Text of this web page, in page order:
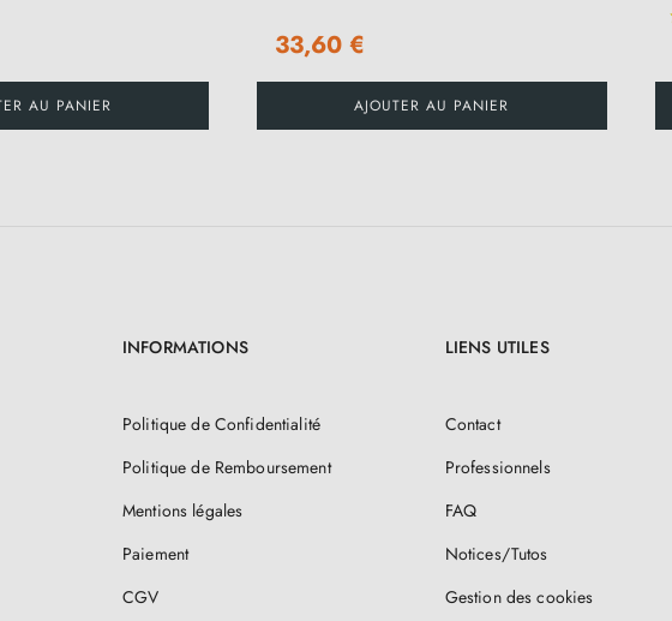
AU PANIER
33,60 €
AJOUTER AU PANIER
INFORMATIONS
Politique de Confidentialité
Politique de Remboursement
Mentions légales
Paiement
CGV
LIENS UTILES
Contact
Professionnels
FAQ
Notices/Tutos
Gestion des cookies